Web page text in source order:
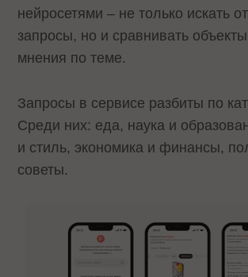
нейросетями – не только искать
запросы, но и сравнивать
мнения по теме.
Запросы в сервисе разбиты по
Среди них: еда, наука и
и стиль, экономика и финансы,
советы.